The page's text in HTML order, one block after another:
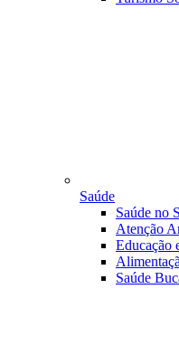
Saúde
Saúde no
Atenção
Educação
Saúde